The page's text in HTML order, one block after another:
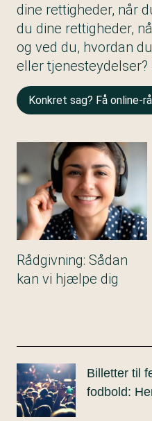
dine rettigheder, når
du dine rettigheder,
og ved du, hvordan
eller
Konkret sag? Få online-
Rådgivning: Sådan
kan vi hjælpe dig
Billetter til
fodbold: